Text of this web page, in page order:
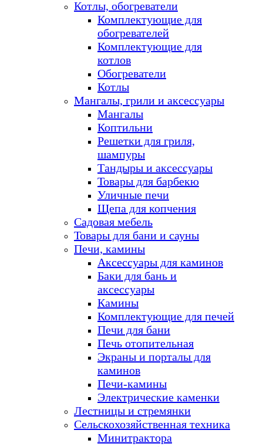
Котлы, обогреватели
Комплектующие для
обогревателей
Комплектующие для
котлов
Обогреватели
Котлы
Мангалы, грили и аксессуары
Мангалы
Коптильни
Решетки для гриля,
шампуры
Тандыры и аксессуары
Товары для барбекю
Уличные печи
Щепа для копчения
Садовая мебель
Товары для бани и сауны
Печи, камины
Аксессуары для каминов
Баки для бань и
аксессуары
Камины
Комплектующие для печей
Печи для бани
Печь отопительная
Экраны и порталы для
каминов
Печи-камины
Электрические каменки
Лестницы и стремянки
Сельскохозяйственная техника
Минитрактора